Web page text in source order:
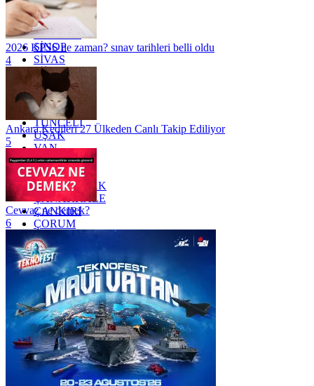
RİZE
SAKARYA
SAMSUN
SİNOP
SİVAS
SİİRT
TEKİRDAĞ
TOKAT
TRABZON
TUNCELİ
UŞAK
VAN
YALOVA
YOZGAT
ZONGULDAK
ÇANAKKALE
ÇANKIRI
ÇORUM
İSTANBUL
İZMİR
ŞANLIURFA
ŞIRNAK
2026 KPSS ne zaman? sınav tarihleri belli oldu
4
Ankara Kedileri 27 Ülkeden Canlı Takip Ediliyor
5
Cevvaz ne demek?
6